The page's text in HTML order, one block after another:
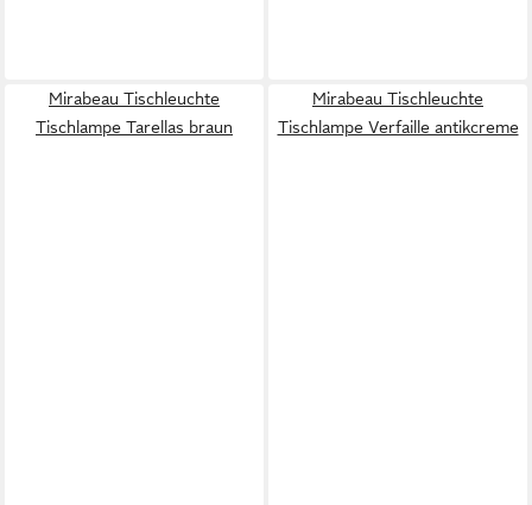
Mirabeau Tischleuchte
Tischlampe Tarellas braun
Mirabeau Tischleuchte
Tischlampe Verfaille antikcreme